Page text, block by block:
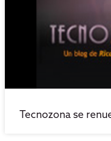
Tecnozona se